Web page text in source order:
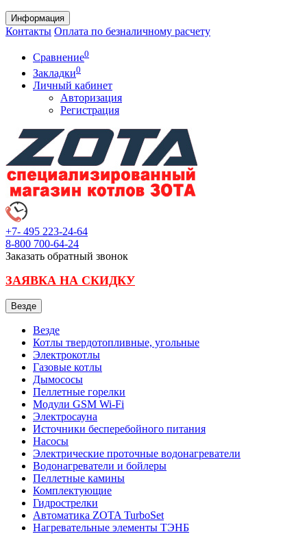
Информация
Контакты Оплата по безналичному расчету
Сравнение0
Закладки0
Личный кабинет
Авторизация
Регистрация
+7- 495 223-24-64
8-800 700-64-24
Заказать обратный звонок
ЗАЯВКА НА СКИДКУ
Везде
Везде
Котлы твердотопливные, угольные
Электрокотлы
Газовые котлы
Дымососы
Пеллетные горелки
Модули GSM Wi-Fi
Электросауна
Источники бесперебойного питания
Насосы
Электрические проточные водонагреватели
Водонагреватели и бойлеры
Пеллетные камины
Комплектующие
Гидрострелки
Автоматика ZOTA TurboSet
Нагревательные элементы ТЭНБ